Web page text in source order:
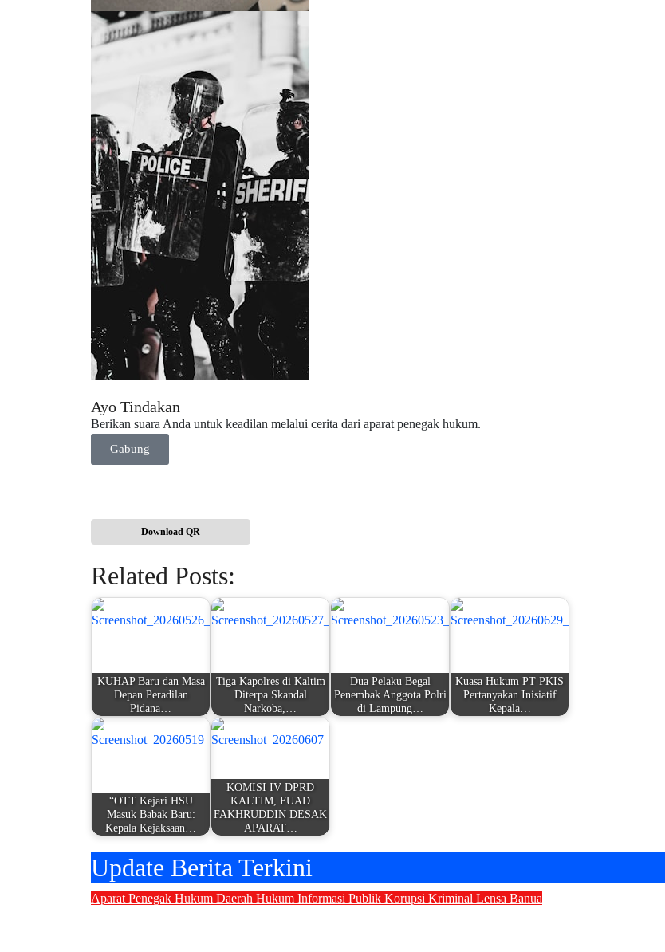
Ayo Tindakan
Berikan suara Anda untuk keadilan melalui cerita dari aparat penegak hukum.
Gabung
Download QR
Related Posts:
KUHAP Baru dan Masa
Depan Peradilan
Pidana…
Tiga Kapolres di Kaltim
Diterpa Skandal
Narkoba,…
Dua Pelaku Begal
Penembak Anggota Polri
di Lampung…
Kuasa Hukum PT PKIS
Pertanyakan Inisiatif
Kepala…
“OTT Kejari HSU
Masuk Babak Baru:
Kepala Kejaksaan…
KOMISI IV DPRD
KALTIM, FUAD
FAKHRUDDIN DESAK
APARAT…
Update Berita Terkini
Aparat Penegak Hukum Daerah Hukum Informasi Publik Korupsi Kriminal Lensa Banua